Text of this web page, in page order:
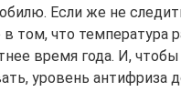
Если же не
в том, что температура
время года. И,
уровень антифриза